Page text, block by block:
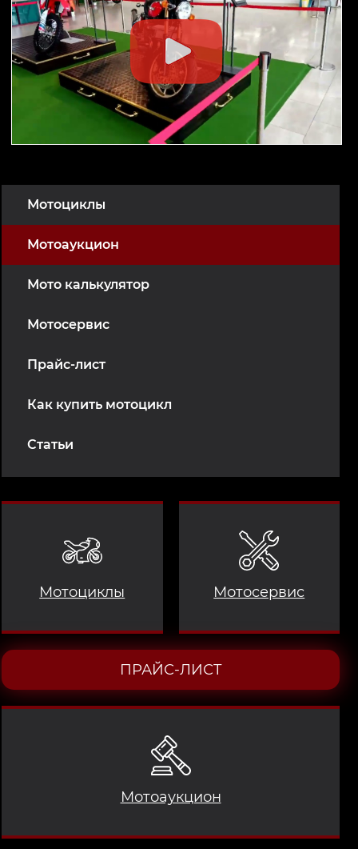
Мотоциклы
Мотоаукцион
Мото калькулятор
Мотосервис
Прайс-лист
Как купить мотоцикл
Статьи
Мотоциклы
Мотоаукцион
Мотосервис
ПРАЙС-ЛИСТ